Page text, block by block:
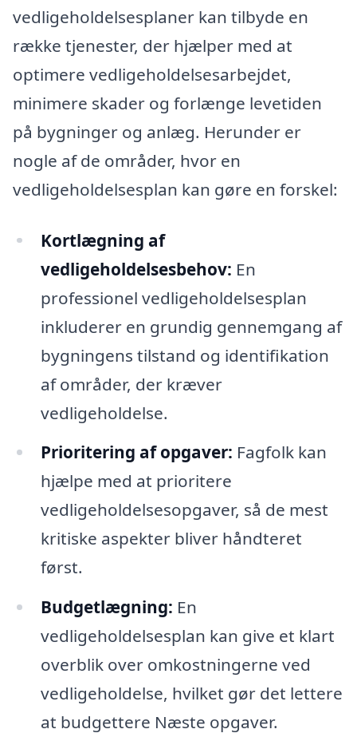
vedligeholdelsesplaner kan tilbyde en
række tjenester, der hjælper med at
optimere vedligeholdelsesarbejdet,
minimere skader og forlænge levetiden
på bygninger og anlæg. Herunder er
nogle af de områder, hvor en
vedligeholdelsesplan kan gøre en forskel:
Kortlægning af
vedligeholdelsesbehov: En
professionel vedligeholdelsesplan
inkluderer en grundig gennemgang af
bygningens tilstand og identifikation
af områder, der kræver
vedligeholdelse.
Prioritering af opgaver: Fagfolk kan
hjælpe med at prioritere
vedligeholdelsesopgaver, så de mest
kritiske aspekter bliver håndteret
først.
Budgetlægning: En
vedligeholdelsesplan kan give et klart
overblik over omkostningerne ved
vedligeholdelse, hvilket gør det lettere
at budgettere Næste opgaver.